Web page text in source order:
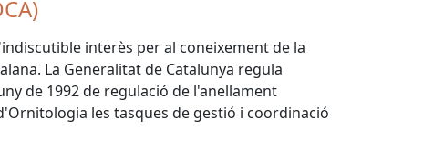
interès per al coneixement de la
La Generalitat de Catalunya regula
de 1992 de regulació de l'anellament
les tasques de gestió i coordinació